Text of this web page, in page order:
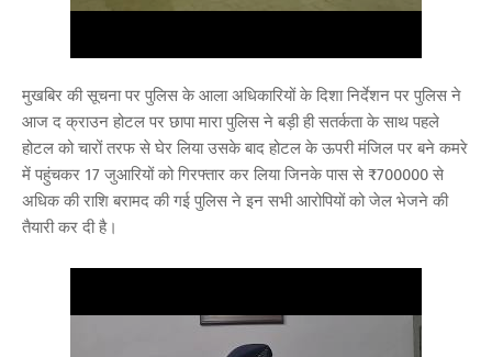
मुखबिर की सूचना पर पुलिस के आला अधिकारियों के दिशा निर्देशन पर पुलिस ने
आज द क्राउन होटल पर छापा मारा पुलिस ने बड़ी ही सतर्कता के साथ पहले
होटल को चारों तरफ से घेर लिया उसके बाद होटल के ऊपरी मंजिल पर बने कमरे
में पहुंचकर 17 जुआरियों को गिरफ्तार कर लिया जिनके पास से ₹700000 से
अधिक की राशि बरामद की गई पुलिस ने इन सभी आरोपियों को जेल भेजने की
तैयारी कर दी है।